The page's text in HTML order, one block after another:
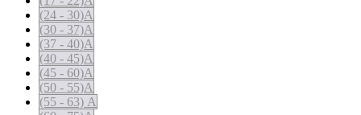
(24 - 30)А
(30 - 37)А
(37 - 40)А
(40 - 45)А
(45 - 60)А
(50 - 55)А
(55 - 63) А